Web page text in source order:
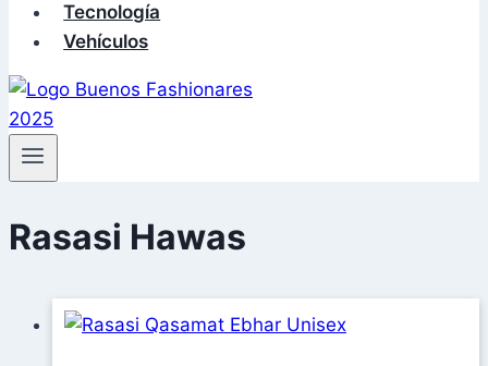
Tecnología
Vehículos
Rasasi Hawas